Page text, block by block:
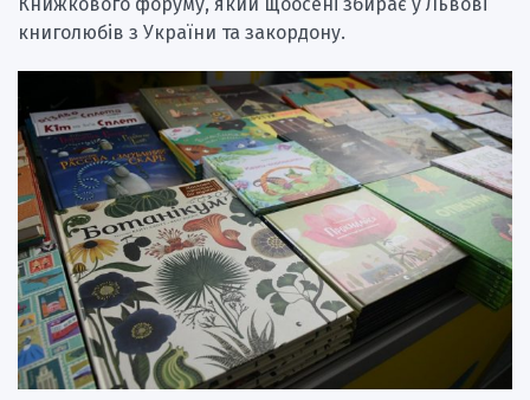
книголюбів з України та закордону.